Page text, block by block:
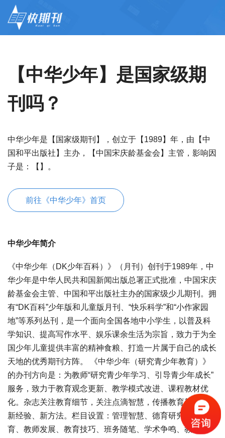
【中华少年】是国家级期
刊吗？
中华少年是【国家级期刊】，创立于【1989】年，由【中
国和平出版社】主办，【中国宋庆龄基金会】主管，影响因
子是：【】。
前往《中华少年》首页
中华少年简介
《中华少年（DK少年百科）》（月刊）创刊于1989年，中
华少年是中华人民共和国新闻出版总署正式批准，中国宋庆
龄基金会主管、中国和平出版社主办的国家级少儿期刊。拥
有“DK百科”少年版和儿童版月刊、“快乐科学”和“小作家园
地”等系列丛刊，是一个面向全国各地中小学生，以普及科
学知识、提高写作水平、娱乐课余生活为宗旨，致力于为全
国少年儿童提供丰富的精神食粮、打造一片属于自己的成长
天地的优秀期刊方阵。 《中华少年（研究青少年教育）》
的办刊方向是：为教师“研究青少年学习、引导青少年成长”
服务，致力于教育观念更新、教学模式改进、课程教材优
化。杂志关注教育细节，关注点滴智慧，传播教育新思想、
新经验、新方法。栏目设置：管理智慧、德育研究、创造教
育、教师发展、教育技巧、班务随笔、学术争鸣、教法交